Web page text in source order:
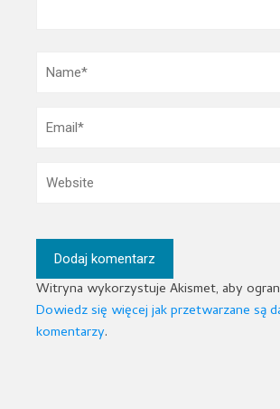
Witryna wykorzystuje Akismet, aby
Dowiedz się więcej jak przetwarzane są
komentarzy.